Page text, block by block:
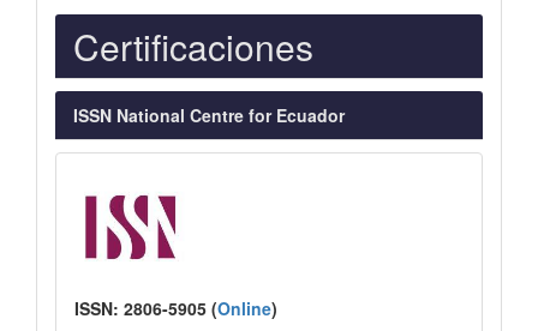
Indexaciones
Certificaciones
ISSN National Centre for Ecuador
ISSN: 2806-5905 (Online)